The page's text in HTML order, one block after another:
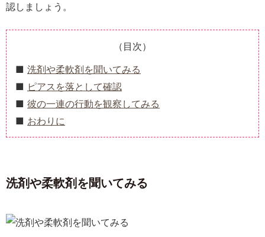
認しましょう。
（目次）
洗剤や柔軟剤を聞いてみる
ピアスを落として確認
彼の一連の行動を観察してみる
おわりに
洗剤や柔軟剤を聞いてみる